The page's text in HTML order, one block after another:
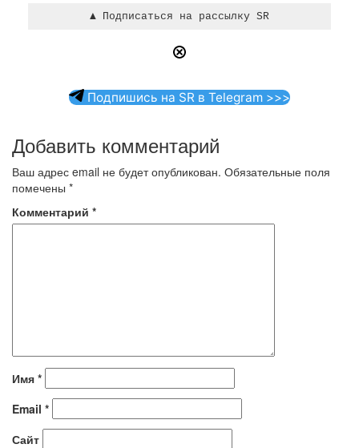
Подпишись на SR в Telegram >>>
Добавить комментарий
Ваш адрес email не будет опубликован. Обязательные поля
помечены *
Комментарий *
Имя *
Email *
Сайт